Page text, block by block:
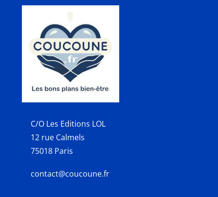
C/O Les Editions LOL
12 rue Calmels
75018 Paris
contact@coucoune.fr